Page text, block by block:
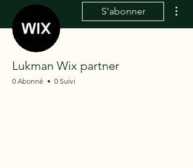
S'abonner
Lukman Wix partner
0 Abonné 0 Suivi